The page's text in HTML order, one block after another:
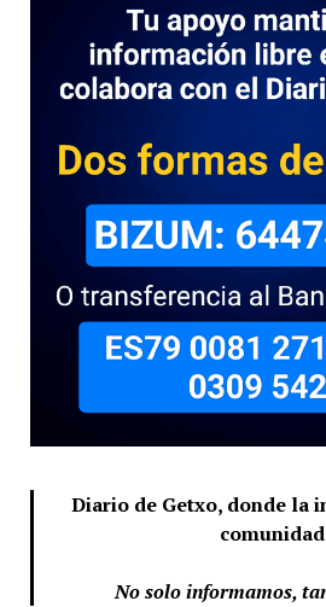
Diario de Getxo, donde la
comunidad
No solo informamos,